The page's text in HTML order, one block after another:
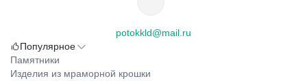
potokkld@mail.ru
Популярное
Памятники
Изделия из мраморной крошки